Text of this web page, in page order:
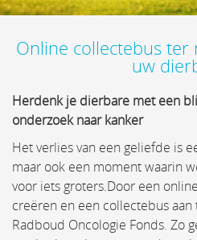
Online collectebus ter
uw
Herdenk je dierbare met een
onderzoek naar kanker
Het verlies van een geliefde is
maar ook een moment waarin
voor iets groters.Door een
creëren en een collectebus
Radboud Oncologie Fonds. Zo